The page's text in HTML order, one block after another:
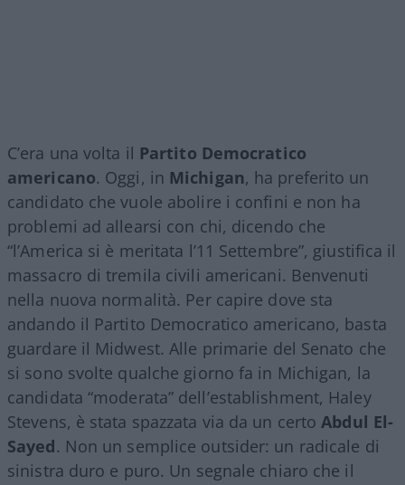
C’era una volta il Partito Democratico
americano. Oggi, in Michigan, ha preferito un
candidato che vuole abolire i confini e non ha
problemi ad allearsi con chi, dicendo che
“l’America si è meritata l’11 Settembre”, giustifica il
massacro di tremila civili americani. Benvenuti
nella nuova normalità. Per capire dove sta
andando il Partito Democratico americano, basta
guardare il Midwest. Alle primarie del Senato che
si sono svolte qualche giorno fa in Michigan, la
candidata “moderata” dell’establishment, Haley
Stevens, è stata spazzata via da un certoAbdul El-
Sayed. Non un semplice outsider: un radicale di
sinistra duro e puro. Un segnale chiaro che il